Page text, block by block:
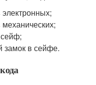
замок в сейфе.